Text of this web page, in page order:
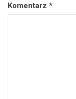
Komentarz *